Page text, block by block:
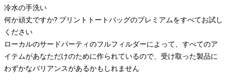
冷水の手洗い
何か頑丈ですか? プリントトートバッグのプレミアムをすべてお試し
ください
ローカルのサードパーティのフルフィルダーによって、すべてのア
イテムがあなただけのために作られているので、受け取った製品に
わずかなバリアンスがあるかもしれません